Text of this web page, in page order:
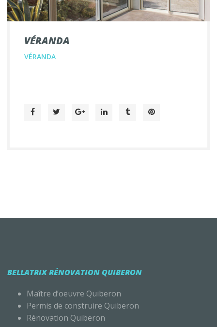
VÉRANDA
VÉRANDA
BELLATRIX RÉNOVATION QUIBERON
Maître d’oeuvre Quiberon
Permis de construire Quiberon
Rénovation Quiberon